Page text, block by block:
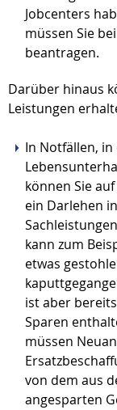
Jobcenters
müssen Sie
beantragen.
Darüber hinaus
Leistungen
In Notfällen,
können Sie
ein Darlehen
kann zum
etwas
ist aber
Sparen
müssen
von dem aus
angesparten